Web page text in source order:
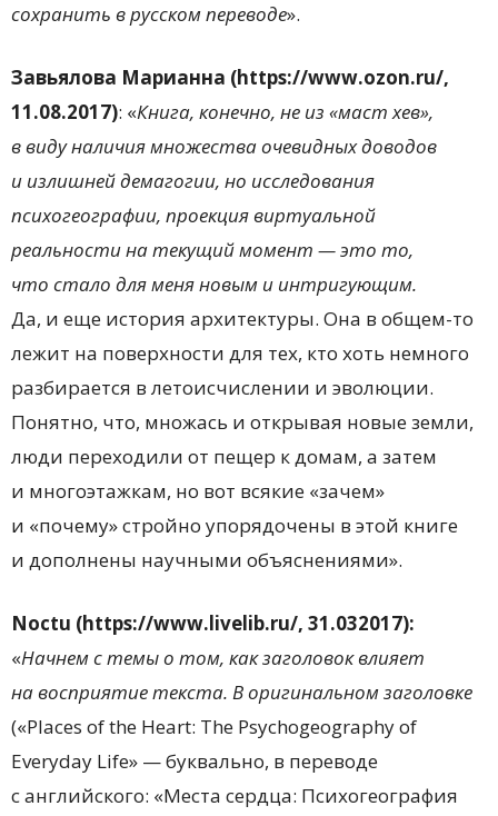
сохранить в русском переводе».
Завьялова Марианна (https://www.ozon.ru/,
11.08.2017): «Книга, конечно, не из «маст хев»,
в виду наличия множества очевидных доводов
и излишней демагогии, но исследования
психогеографии, проекция виртуальной
реальности на текущий момент — это то,
что стало для меня новым и интригующим.
Да, и еще история архитектуры. Она в общем-то
лежит на поверхности для тех, кто хоть немного
разбирается в летоисчислении и эволюции.
Понятно, что, множась и открывая новые земли,
люди переходили от пещер к домам, а затем
и многоэтажкам, но вот всякие «зачем»
и «почему» стройно упорядочены в этой книге
и дополнены научными объяснениями».
Noctu (https://www.livelib.ru/, 31.032017):
«Начнем с темы о том, как заголовок влияет
на восприятие текста. В оригинальном заголовке
(«Places of the Heart: The Psychogeography of
Everyday Life» — буквально, в переводе
с английского: «Места сердца: Психогеография